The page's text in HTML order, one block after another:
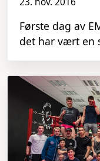
Første dag av
det har vært en